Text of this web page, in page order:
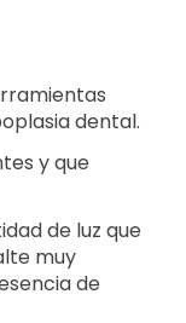
dental.
y que
de luz que
muy
de